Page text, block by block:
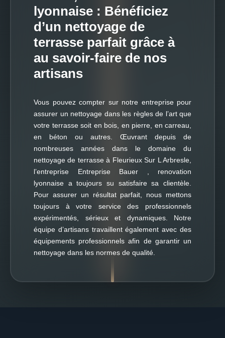
lyonnaise : Bénéficiez
d’un nettoyage de
terrasse parfait grâce à
au savoir-faire de nos
artisans
Vous pouvez compter sur notre entreprise pour
assurer un nettoyage dans les règles de l’art que
votre terrasse soit en bois, en pierre, en carreau,
en béton ou autres. Œuvrant depuis de
nombreuses années dans le domaine du
nettoyage de terrasse à Fleurieux Sur L Arbresle,
l’entreprise Entreprise Bauer , renovation
lyonnaise a toujours su satisfaire sa clientèle.
Pour assurer un résultat parfait, nous mettons
toujours à votre service des professionnels
expérimentés, sérieux et dynamiques. Notre
équipe d’artisans travaillent également avec des
équipements professionnels afin de garantir un
nettoyage dans les normes de qualité.